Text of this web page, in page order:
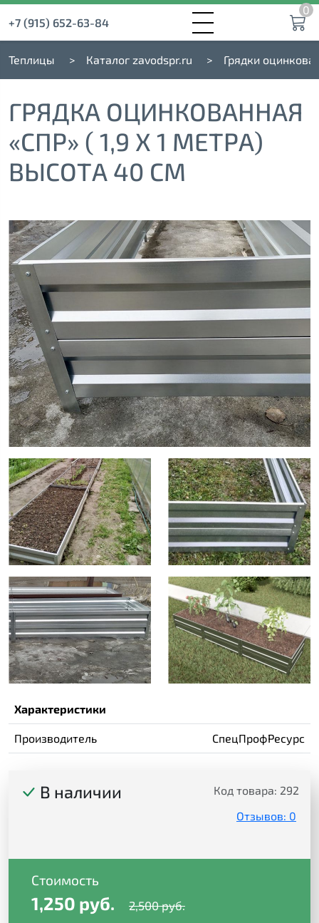
+7 (915) 652-63-84
0
Теплицы Каталог zavodspr.ru Грядки
ГРЯДКА ОЦИНКОВАННАЯ
«СПР» ( 1,9 Х 1 МЕТРА)
ВЫСОТА 40 СМ
Характеристики
Производитель СпецПрофРесурс
В наличии Код товара: 292
Отзывов: 0
Стоимость
1,250 руб. 2,500 руб.